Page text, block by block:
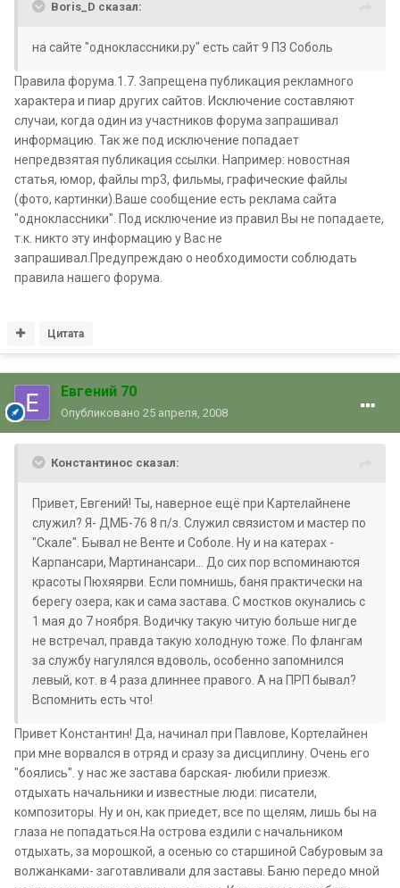
Boris_D сказал:
на сайте "одноклассники.ру" есть сайт 9 ПЗ Соболь
Правила форума.1.7. Запрещена публикация рекламного
характера и пиар других сайтов. Исключение составляют
случаи, когда один из участников форума запрашивал
информацию. Так же под исключение попадает
непредвзятая публикация ссылки. Например: новостная
статья, юмор, файлы mp3, фильмы, графические файлы
(фото, картинки).Ваше сообщение есть реклама сайта
"одноклассники". Под исключение из правил Вы не попадаете,
т.к. никто эту информацию у Вас не
запрашивал.Предупреждаю о необходимости соблюдать
правила нашего форума.
Цитата
Евгений 70
Опубликовано 25 апреля, 2008
Константинос сказал:
Привет, Евгений! Ты, наверное ещё при Картелайнене
служил? Я- ДМБ-76 8 п/з. Служил связистом и мастер по
"Скале". Бывал не Венте и Соболе. Ну и на катерах -
Карпансари, Мартинансари... До сих пор вспоминаются
красоты Пюхяярви. Если помнишь, баня практически на
берегу озера, как и сама застава. С мостков окунались с
1 мая до 7 ноября. Водичку такую читую больше нигде
не встречал, правда такую холодную тоже. По флангам
за службу нагулялся вдоволь, особенно запомнился
левый, кот. в 4 раза длиннее правого. А на ПРП бывал?
Вспомнить есть что!
Привет Константин! Да, начинал при Павлове, Кортелайнен
при мне ворвался в отряд и сразу за дисциплину. Очень его
"боялись". у нас же застава барская- любили приезж.
отдыхать начальники и известные люди: писатели,
композиторы. Ну и он, как приедет, все по щелям, лишь бы на
глаза не попадаться.На острова ездили с начальником
отдыхать, за морошкой, а осенью со старшиной Сабуровым за
волжанками- заготавливали для заставы. Баню передо мной